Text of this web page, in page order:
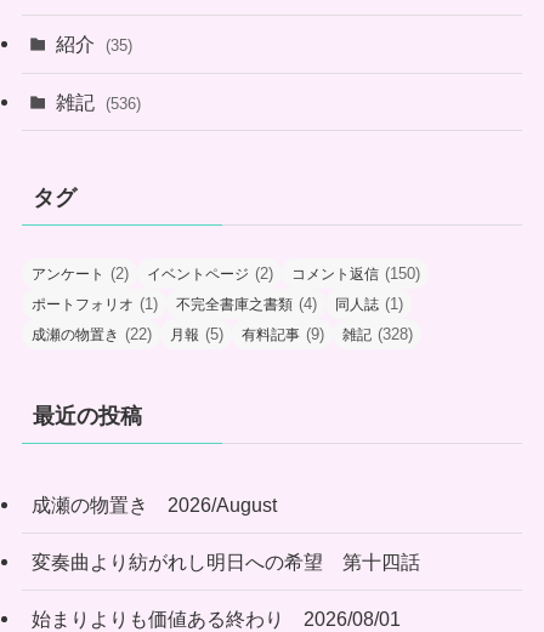
紹介 (35)
雑記 (536)
タグ
アンケート (2) イベントページ (2) コメント返信 (150)
ポートフォリオ (1) 不完全書庫之書類 (4) 同人誌 (1)
成瀬の物置き (22) 月報 (5) 有料記事 (9) 雑記 (328)
最近の投稿
成瀬の物置き 2026/August
変奏曲より紡がれし明日への希望 第十四話
始まりよりも価値ある終わり 2026/08/01